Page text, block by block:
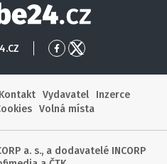
Globe24
PřejítPřejít
Kontakt Vydavatel
Inzerce
Volná místa
a. s., a dodavatelé INCORP